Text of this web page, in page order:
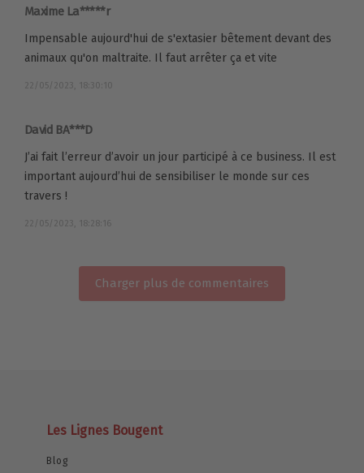
Maxime La*****r
Impensable aujourd'hui de s'extasier bêtement devant des
animaux qu'on maltraite. Il faut arrêter ça et vite
22/05/2023, 18:30:10
David BA***D
J’ai fait l’erreur d’avoir un jour participé à ce business. Il est
important aujourd’hui de sensibiliser le monde sur ces
travers !
22/05/2023, 18:28:16
Charger plus de commentaires
Les Lignes Bougent
Blog